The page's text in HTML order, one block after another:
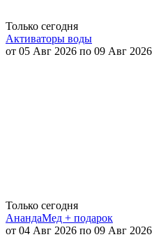
Только сегодня
Активаторы воды
от 05 Авг 2026 по 09 Авг 2026
Только сегодня
АнандаМед + подарок
от 04 Авг 2026 по 09 Авг 2026